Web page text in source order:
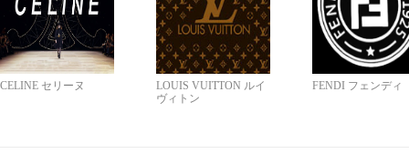
CELINE セリーヌ
LOUIS VUITTON ルイ
ヴィトン
FENDI フェンディ